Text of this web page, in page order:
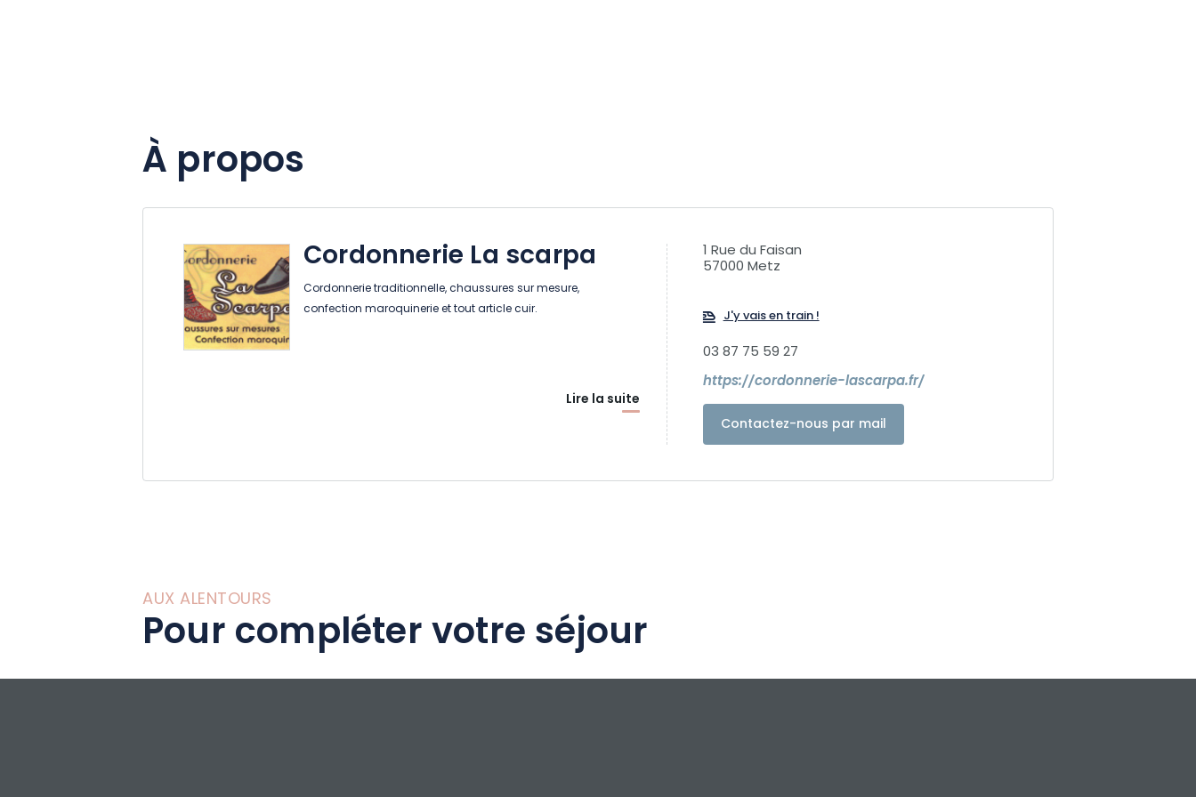
À propos
Cordonnerie La scarpa
Cordonnerie traditionnelle, chaussures sur mesure,
confection maroquinerie et tout article cuir.
Lire la suite
1 Rue du Faisan
57000 Metz
J'y vais en train !
03 87 75 59 27
https://cordonnerie-lascarpa.fr/
Contactez-nous par mail
AUX ALENTOURS
Pour compléter votre séjour